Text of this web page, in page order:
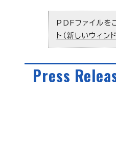
PDFファイルを
ト（新しいウィンド
Press